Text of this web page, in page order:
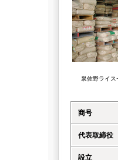
泉佐野ライス
商号
代表取締役
設立